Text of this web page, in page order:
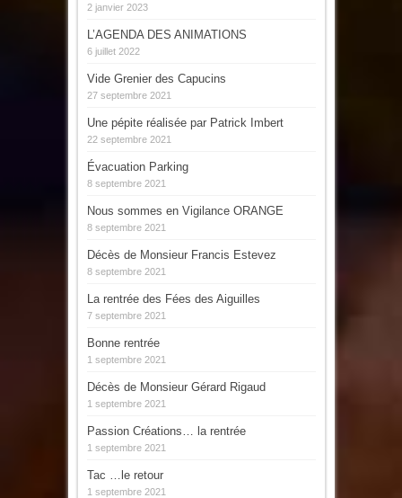
2 janvier 2023
L’AGENDA DES ANIMATIONS
6 juillet 2022
Vide Grenier des Capucins
27 septembre 2021
Une pépite réalisée par Patrick Imbert
22 septembre 2021
Évacuation Parking
8 septembre 2021
Nous sommes en Vigilance ORANGE
8 septembre 2021
Décès de Monsieur Francis Estevez
8 septembre 2021
La rentrée des Fées des Aiguilles
7 septembre 2021
Bonne rentrée
1 septembre 2021
Décès de Monsieur Gérard Rigaud
1 septembre 2021
Passion Créations… la rentrée
1 septembre 2021
Tac …le retour
1 septembre 2021